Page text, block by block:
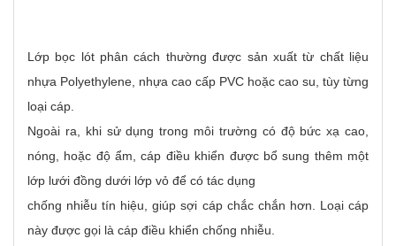
Lớp bọc lót phân cách thường được sản xuất từ chất liệu
nhựa Polyethylene, nhựa cao cấp PVC hoặc cao su, tùy từng
loại cáp.
Ngoài ra, khi sử dụng trong môi trường có độ bức xạ cao,
nóng, hoặc độ ẩm, cáp điều khiển được bổ sung thêm một
lớp lưới đồng dưới lớp vỏ để có tác dụng
chống nhiễu tín hiệu, giúp sợi cáp chắc chắn hơn. Loại cáp
này được gọi là cáp điều khiển chống nhiễu.